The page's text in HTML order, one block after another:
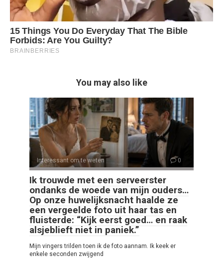
You may also like
Interessant om te weten 0
Ik trouwde met een serveerster
ondanks de woede van mijn ouders…
Op onze huwelijksnacht haalde ze
een vergeelde foto uit haar tas en
fluisterde: “Kijk eerst goed… en raak
alsjeblieft niet in paniek.”
Mijn vingers trilden toen ik de foto aannam. Ik keek er
enkele seconden zwijgend